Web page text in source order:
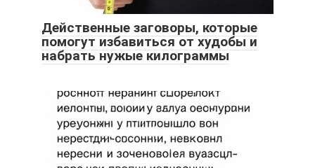
Действенные заговоры, которые
помогут избавиться от худобы и
набрать нужые килограммы